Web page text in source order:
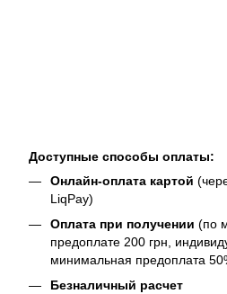
Доступные способы оплаты:
Онлайн-оплата картой
LiqPay)
Оплата при получении (по
предоплате 200 грн,
минимальная предоплата
Безналичный расчет